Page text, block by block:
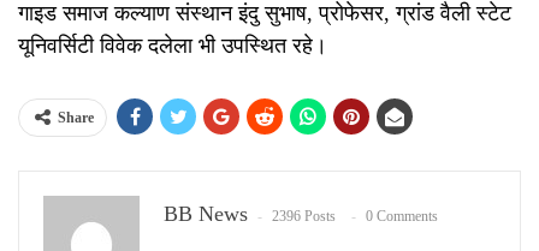
गाइड समाज कल्याण संस्थान इंदु सुभाष, प्रोफेसर, ग्रांड वैली स्टेट
यूनिवर्सिटी विवेक दलेला भी उपस्थित रहे।
Share
BB News 2396 Posts 0 Comments